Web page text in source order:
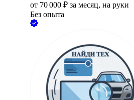
от 70 000 ₽ за месяц, на руки
Без опыта